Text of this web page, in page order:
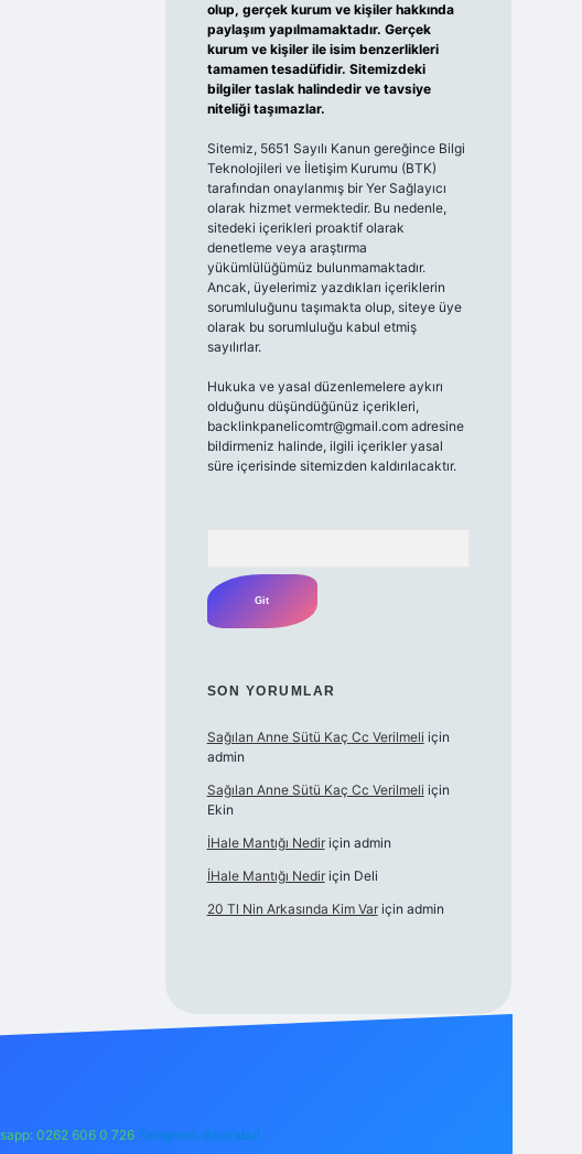
olup, gerçek kurum ve kişiler hakkında
paylaşım yapılmamaktadır. Gerçek
kurum ve kişiler ile isim benzerlikleri
tamamen tesadüfidir. Sitemizdeki
bilgiler taslak halindedir ve tavsiye
niteliği taşımazlar.
Sitemiz, 5651 Sayılı Kanun gereğince Bilgi
Teknolojileri ve İletişim Kurumu (BTK)
tarafından onaylanmış bir Yer Sağlayıcı
olarak hizmet vermektedir. Bu nedenle,
sitedeki içerikleri proaktif olarak
denetleme veya araştırma
yükümlülüğümüz bulunmamaktadır.
Ancak, üyelerimiz yazdıkları içeriklerin
sorumluluğunu taşımakta olup, siteye üye
olarak bu sorumluluğu kabul etmiş
sayılırlar.
Hukuka ve yasal düzenlemelere aykırı
olduğunu düşündüğünüz içerikleri,
backlinkpanelicomtr@gmail.comadresine
bildirmeniz halinde, ilgili içerikler yasal
süre içerisinde sitemizden kaldırılacaktır.
SON YORUMLAR
Sağılan Anne Sütü Kaç Cc Verilmeli için
admin
Sağılan Anne Sütü Kaç Cc Verilmeli için
Ekin
İHale Mantığı Nediriçin admin
İHale Mantığı Nediriçin Deli
20 Tl Nin Arkasında Kim Variçin admin
0262 606 0 726 Telegram: @karabul